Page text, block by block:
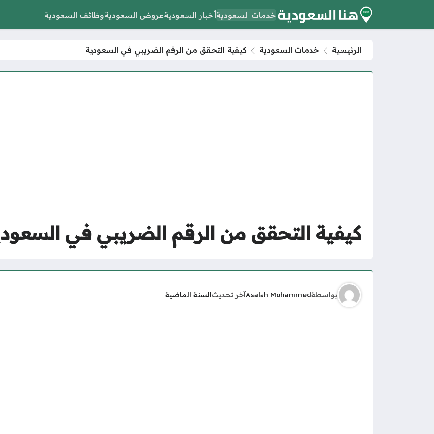
خدمات السعوديةأخبار السعوديةعروض السعوديةوظائف السعودية
الرئيسية خدمات السعودية كيفية التحقق من الرقم الضريبي في السعودية
كيفية التحقق من الرقم الضريبي في
بواسطةAsalah Mohammedآخر تحديثالسنة الماضية